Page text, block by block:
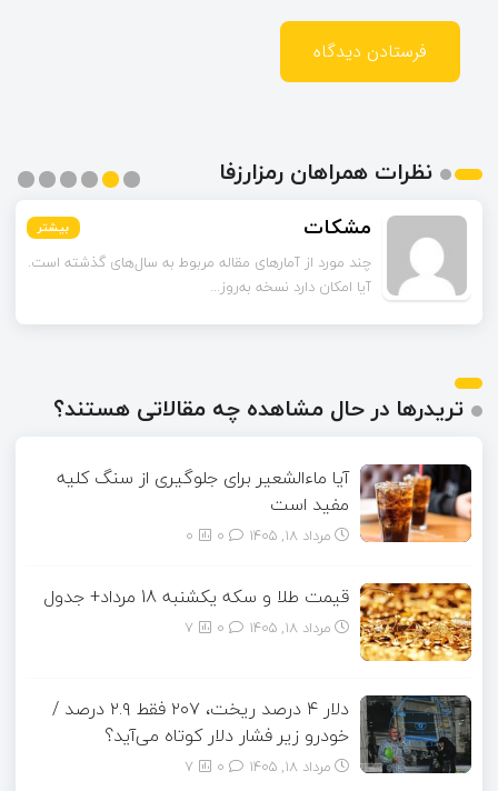
نظرات همراهان رمزارزفا
بیشتر مشکات بیشتر
چند مورد از آمارهای مقاله مربوط به سال‌های گذشته است.
آیا امکان دارد نسخه به‌روز...
بیشتر
بیشتر
بیشتر
بیشتر
تریدرها در حال مشاهده چه مقالاتی هستند؟
آیا ماءالشعیر برای جلوگیری از سنگ کلیه
مفید است
مرداد ۱۸, ۱۴۰۵ 0
قیمت طلا و سکه یکشنبه 18 مرداد+ جدول
مرداد ۱۸, ۱۴۰۵ 7
دلار ۴ درصد ریخت، ۲۰۷ فقط ۲.۹ درصد /
خودرو زیر فشار دلار کوتاه می‌آید؟
مرداد ۱۸, ۱۴۰۵ 7